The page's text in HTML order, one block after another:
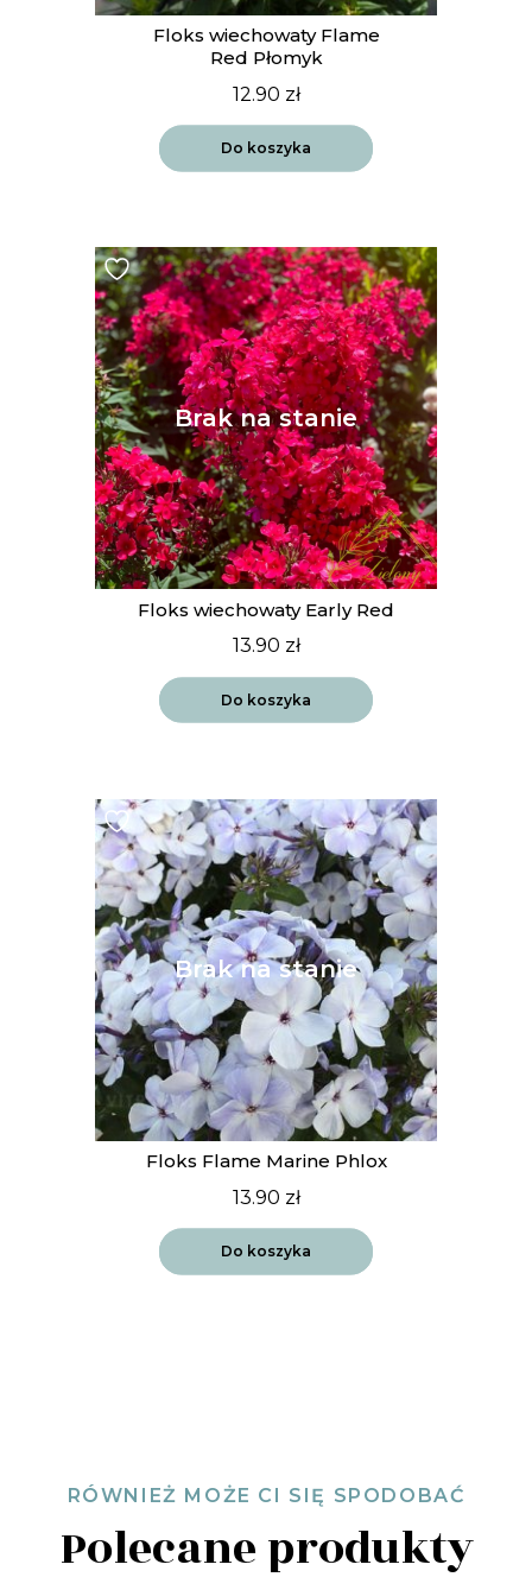
Floks wiechowaty Flame
Red Płomyk
12.90 zł
Do koszyka
Floks wiechowaty Early Red
13.90 zł
Do koszyka
Floks Flame Marine Phlox
13.90 zł
Do koszyka
RÓWNIEŻ MOŻE CI SIĘ SPODOBAĆ
Polecane produkty